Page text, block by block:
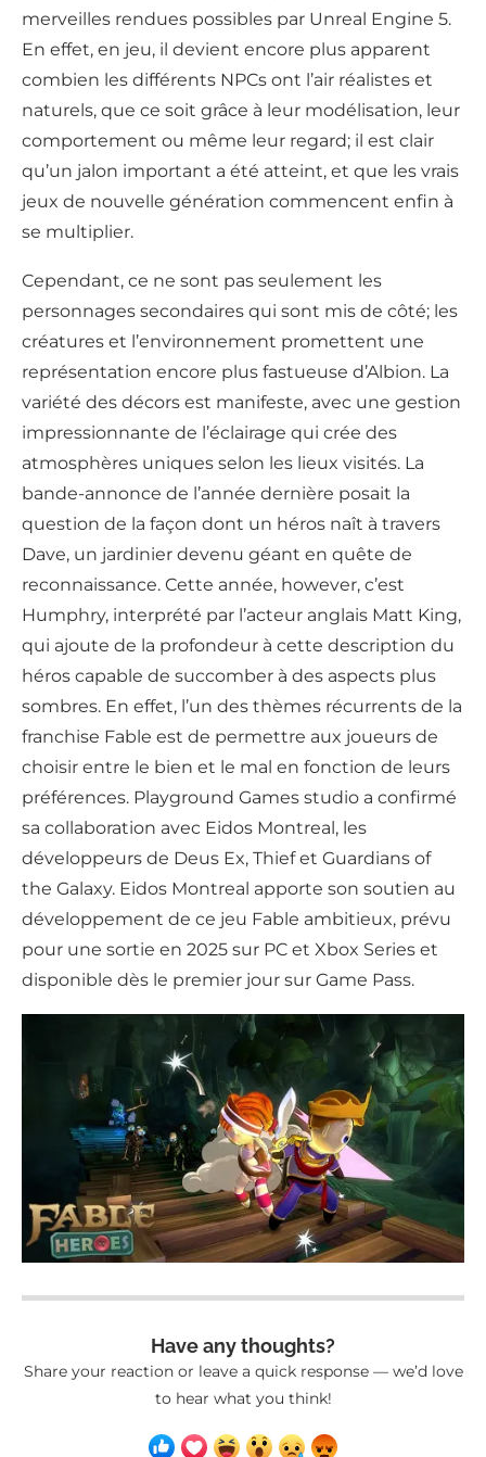
merveilles rendues possibles par Unreal Engine 5.
En effet, en jeu, il devient encore plus apparent
combien les différents NPCs ont l’air réalistes et
naturels, que ce soit grâce à leur modélisation, leur
comportement ou même leur regard; il est clair
qu’un jalon important a été atteint, et que les vrais
jeux de nouvelle génération commencent enfin à
se multiplier.
Cependant, ce ne sont pas seulement les
personnages secondaires qui sont mis de côté; les
créatures et l’environnement promettent une
représentation encore plus fastueuse d’Albion. La
variété des décors est manifeste, avec une gestion
impressionnante de l’éclairage qui crée des
atmosphères uniques selon les lieux visités. La
bande-annonce de l’année dernière posait la
question de la façon dont un héros naît à travers
Dave, un jardinier devenu géant en quête de
reconnaissance. Cette année, however, c’est
Humphry, interprété par l’acteur anglais Matt King,
qui ajoute de la profondeur à cette description du
héros capable de succomber à des aspects plus
sombres. En effet, l’un des thèmes récurrents de la
franchise Fable est de permettre aux joueurs de
choisir entre le bien et le mal en fonction de leurs
préférences. Playground Games studio a confirmé
sa collaboration avec Eidos Montreal, les
développeurs de Deus Ex, Thief et Guardians of
the Galaxy. Eidos Montreal apporte son soutien au
développement de ce jeu Fable ambitieux, prévu
pour une sortie en 2025 sur PC et Xbox Series et
disponible dès le premier jour sur Game Pass.
Have any thoughts?
Share your reaction or leave a quick response — we’d love
to hear what you think!